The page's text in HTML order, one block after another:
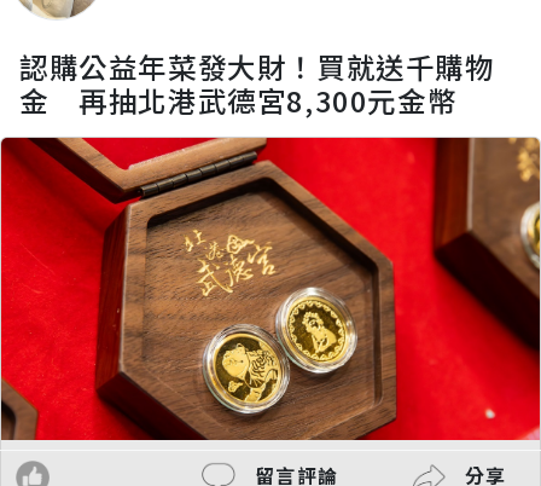
認購公益年菜發大財！買就送千購物
金 再抽北港武德宮8,300元金幣
留言評論 分享